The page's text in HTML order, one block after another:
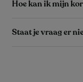
Hoe kan ik mijn
Staat je vraag er